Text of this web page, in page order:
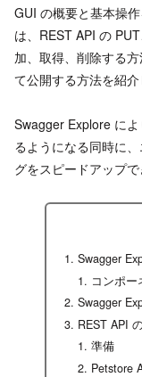
GUI の概要と基本操
は、REST API の
加、取得、削除する
て公開する方法を紹介
Swagger Explore に
るようになる同時に
グをスピードアップで
Swagger
コンポー
Swagger
REST API
準備
Petstore